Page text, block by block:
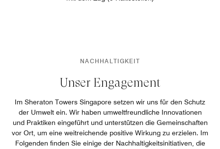
NACHHALTIGKEIT
Unser Engagement
Im Sheraton Towers Singapore setzen wir uns für den Schutz
der Umwelt ein. Wir haben umweltfreundliche Innovationen
und Praktiken eingeführt und unterstützen die Gemeinschaften
vor Ort, um eine weitreichende positive Wirkung zu erzielen. Im
Folgenden finden Sie einige der Nachhaltigkeitsinitiativen, die